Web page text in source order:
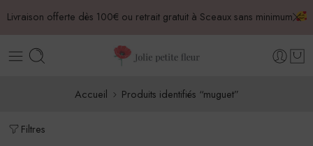
Livraison offerte dès 100€ ou retrait gratuit à Sceaux sans minimum
Accueil Produits identifiés “muguet”
Filtres